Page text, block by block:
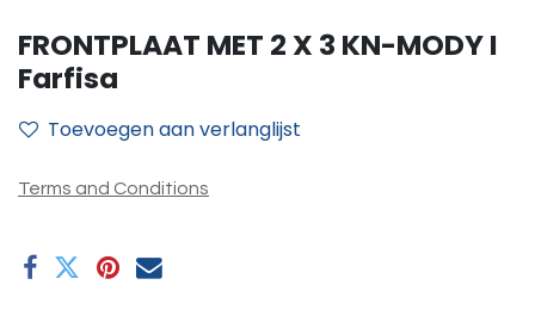
FRONTPLAAT MET 2 X 3 KN-MODY I
Farfisa
Toevoegen aan verlanglijst
Terms and Conditions